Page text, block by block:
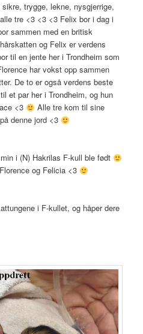
trygge, lekne, nysgjerrige,
tre <3 <3 <3 Felix bor i dag i
sammen med en britisk
og Felix er verdens
til en jente her i Trondheim som
har vokst opp sammen
De to er også verdens beste
et par her i Trondheim, og hun
<3
Alle tre kom til sine
denne jord <3
i (N) Hakrilas F-kull ble født
og Felicia <3
i F-kullet, og håper dere